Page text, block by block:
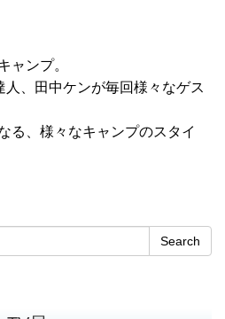
ャンプ。
、田中ケンが毎回様々なゲス
る、様々なキャンプのスタイ
Search